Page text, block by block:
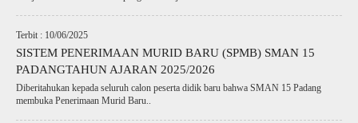
Terbit : 10/06/2025
SISTEM PENERIMAAN MURID BARU (SPMB) SMAN 15
PADANGTAHUN AJARAN 2025/2026
Diberitahukan kepada seluruh calon peserta didik baru bahwa SMAN 15 Padang
membuka Penerimaan Murid Baru..